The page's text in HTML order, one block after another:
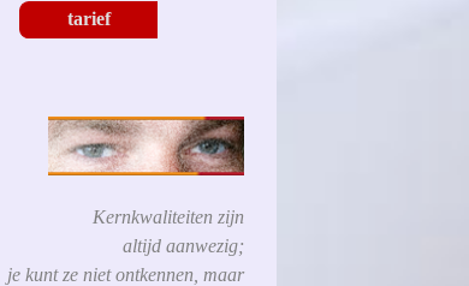
▼tarief
Kernkwaliteiten zijn
altijd aanwezig;
je kunt ze niet ontkennen, maar